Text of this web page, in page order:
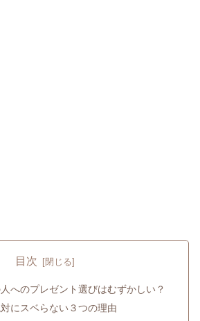
目次
へのプレゼント選びはむずかしい？
にスベらない３つの理由